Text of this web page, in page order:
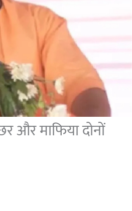
और माफिया दोनों